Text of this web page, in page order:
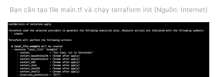
Bạn cần tạo file main.tf và chạy terraform init (Nguồn: Internet)